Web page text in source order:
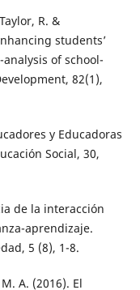
R. &
students’
of school-
82(1),
y Educadoras
Social, 30,
de la interacción
aprendizaje.
5 (8), 1-8.
A. (2016). El